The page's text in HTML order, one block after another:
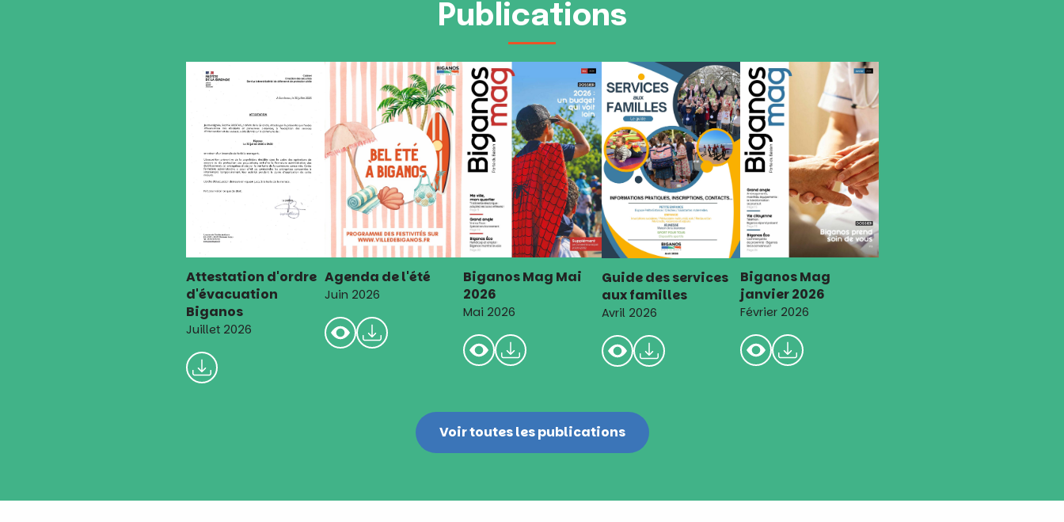
Publications
Attestation d'ordre
d'évacuation
Biganos
Juillet 2026
Agenda de l'été
Juin 2026
Biganos Mag Mai
2026
Mai 2026
Guide des services
aux familles
Avril 2026
Biganos Mag
janvier 2026
Février 2026
Voir toutes les publications